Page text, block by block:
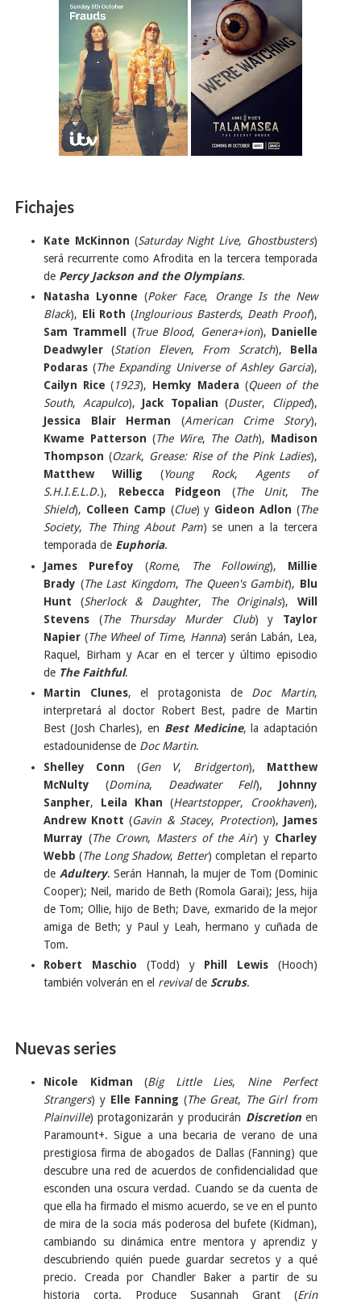
Fichajes
Kate McKinnon (Saturday Night Live, Ghostbusters)
será recurrente como Afrodita en la tercera temporada
de Percy Jackson and the Olympians.
Natasha Lyonne (Poker Face, Orange Is the New
Black), Eli Roth (Inglourious Basterds, Death Proof),
Sam Trammell
(True Blood, Genera+ion), Danielle
Deadwyler (Station Eleven, From Scratch), Bella
Podaras (The Expanding Universe of Ashley Garcia),
Cailyn Rice (1923), Hemky Madera(Queen of the
South, Acapulco), Jack Topalian (Duster, Clipped),
Jessica Blair Herman (American Crime Story),
Kwame Patterson (The Wire, The Oath), Madison
Thompson (Ozark, Grease: Rise of the Pink Ladies),
Matthew Willig (Young Rock, Agents of
S.H.I.E.L.D.), Rebecca Pidgeon (The Unit,
The
Shield), Colleen Camp (Clue) y Gideon Adlon (The
Society, The Thing About Pam) se unen a la tercera
temporada de Euphoria.
James Purefoy (Rome, The Following), Millie
Brady (The Last Kingdom, The Queen's Gambit), Blu
Hunt (Sherlock & Daughter, The Originals),Will
Stevens (The Thursday Murder Club) y Taylor
Napier (The Wheel of Time, Hanna) serán Labán, Lea,
Raquel, Birham y Acar en el tercer y último episodio
de The Faithful.
Martin Clunes, el protagonista de Doc Martin,
interpretará al doctor Robert Best, padre de Martin
Best (Josh Charles), en Best Medicine, la adaptación
estadounidense de Doc Martin.
Shelley Conn (Gen V, Bridgerton), Matthew
McNulty (Domina, Deadwater Fell), Johnny
Sanpher, Leila Khan (Heartstopper, Crookhaven),
Andrew Knott (Gavin & Stacey, Protection), James
Murray (The Crown, Masters of the Air) y Charley
Webb (The Long Shadow, Better) completan el reparto
de Adultery. Serán Hannah, la mujer de Tom (Dominic
Cooper); Neil, marido de Beth (Romola Garai); Jess, hija
de Tom; Ollie, hijo de Beth; Dave, exmarido de la mejor
amiga de Beth; y Paul y Leah, hermano y cuñada de
Tom.
Robert Maschio (Todd) y Phill Lewis (Hooch)
también volverán en el revivalde Scrubs.
Nuevas series
Nicole Kidman (Big Little Lies, Nine Perfect
Strangers) y Elle Fanning (The Great, The Girl from
Plainville) protagonizarán y producirán Discretionen
Paramount+. Sigue a una becaria de verano de una
prestigiosa firma de abogados de Dallas (Fanning) que
descubre una red de acuerdos de confidencialidad que
esconden una oscura verdad. Cuando se da cuenta de
que ella ha firmado el mismo acuerdo, se ve en el punto
de mira de la socia más poderosa del bufete (Kidman),
cambiando su dinámica entre mentora y aprendiz y
descubriendo quién puede guardar secretos y a qué
precio. Creada por Chandler Baker a partir de su
historia corta. Produce Susannah Grant (Erin